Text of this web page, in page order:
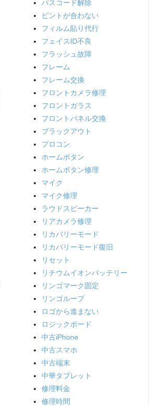
パスコード解除
ピントが合わない
フィルム貼り代行
フェイスID不良
フラッシュ故障
フレーム
フレーム交換
フロントカメラ修理
フロントガラス
フロントパネル交換
ブラックアウト
プロコン
ホームボタン
ホームボタン修理
マイク
マイク修理
ラウドスピーカー
リアカメラ修理
リカバリーモード
リカバリーモード復旧
リセット
リチウムイオンバッテリー
リンゴマーク固定
リンゴループ
ロゴから進まない
ロジックボード
中古iPhone
中古スマホ
中古端末
中華タブレット
修理料金
修理時間